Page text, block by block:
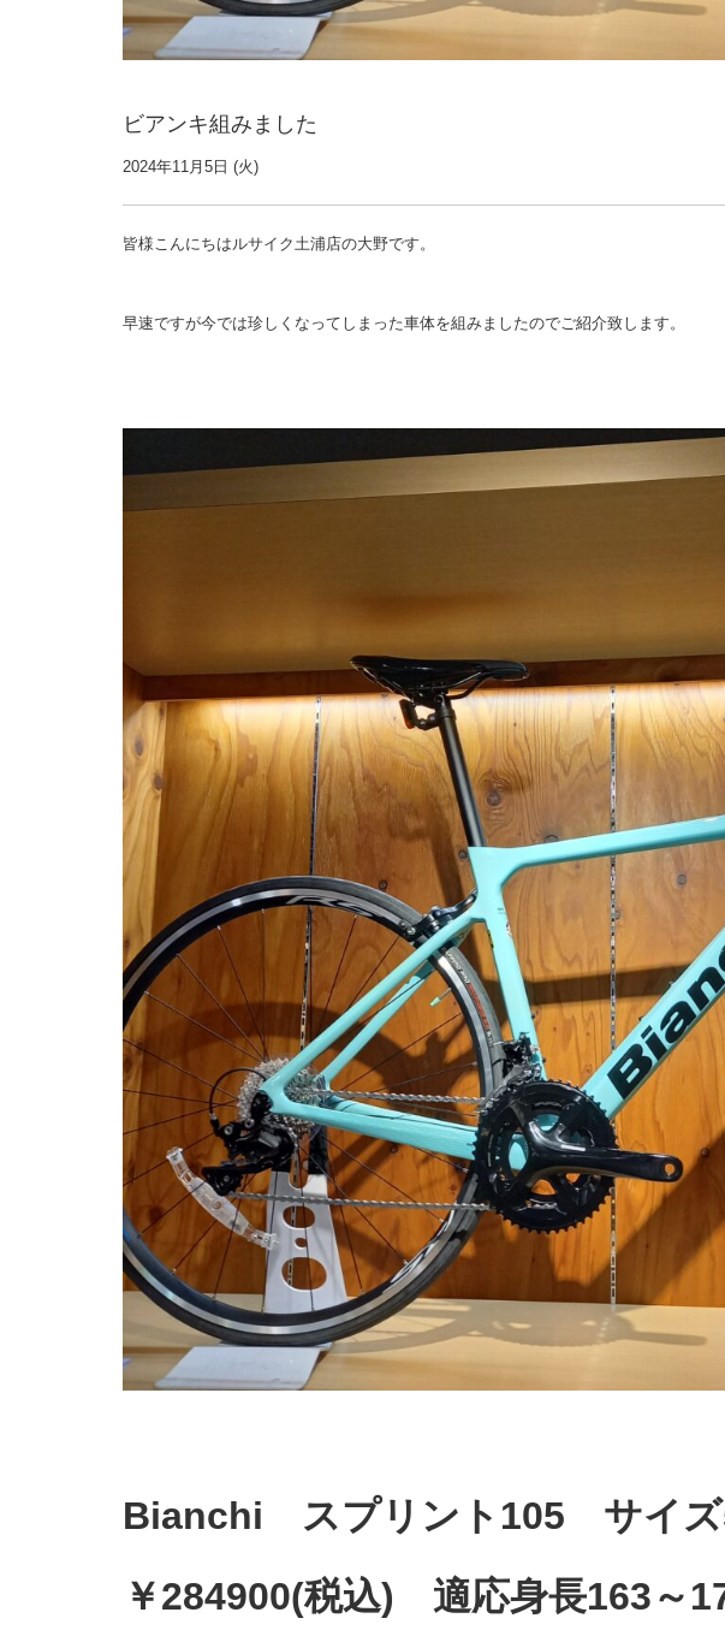
ビアンキ組みました
2024年11月5日 (火)
皆様こんにちはルサイク土浦店の大野です。
早速ですが今では珍しくなってしまった車体を組みましたのでご紹介致します。
Bianchi スプリント105 サイ
￥284900(税込) 適応身長163～